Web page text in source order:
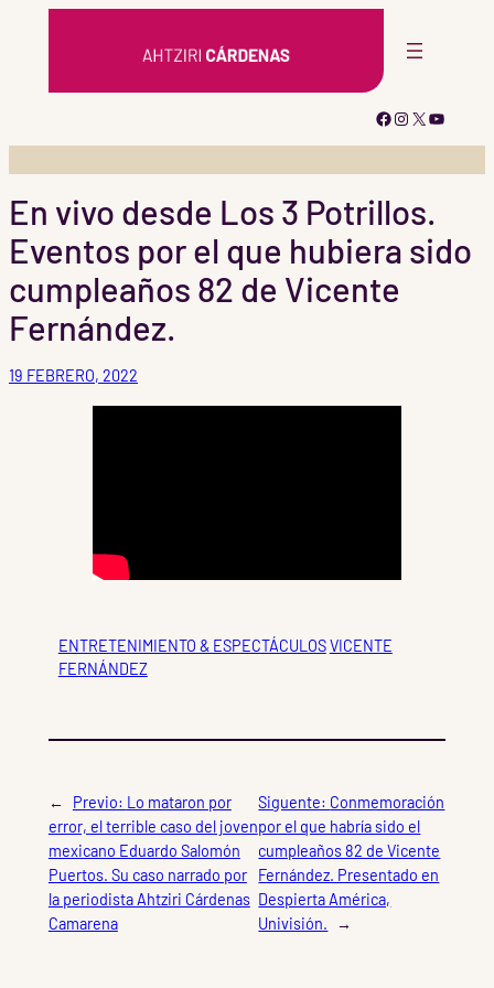
Facebook
Instagram
X YouTube
En vivo desde Los 3 Potrillos.
Eventos por el que hubiera sido
cumpleaños 82 de Vicente
Fernández.
19 FEBRERO, 2022
ENTRETENIMIENTO & ESPECTÁCULOSVICENTE
FERNÁNDEZ
← Previo: Lo mataron por
error, el terrible caso del joven
mexicano Eduardo Salomón
Puertos. Su caso narrado por
la periodista Ahtziri Cárdenas
Camarena
Siguente: Conmemoración
por el que habría sido el
cumpleaños 82 de Vicente
Fernández. Presentado en
Despierta América,
Univisión.
→